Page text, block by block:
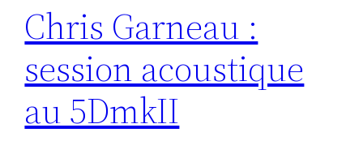
Chris Garneau :
session acoustique
au 5DmkII